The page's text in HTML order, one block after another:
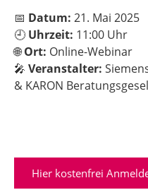
📅 Datum: 21. Mai 2025
🕘 Uhrzeit: 11:00 Uhr
🌐Ort: Online-Webinar
🎤 Veranstalter:
& KARON
Hier kostenfrei